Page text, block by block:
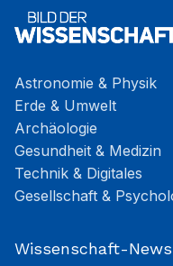
Astronomie & Physik
Erde & Umwelt
Archäologie
Gesundheit & Medizin
Technik & Digitales
Gesellschaft &
Wissenschaft-